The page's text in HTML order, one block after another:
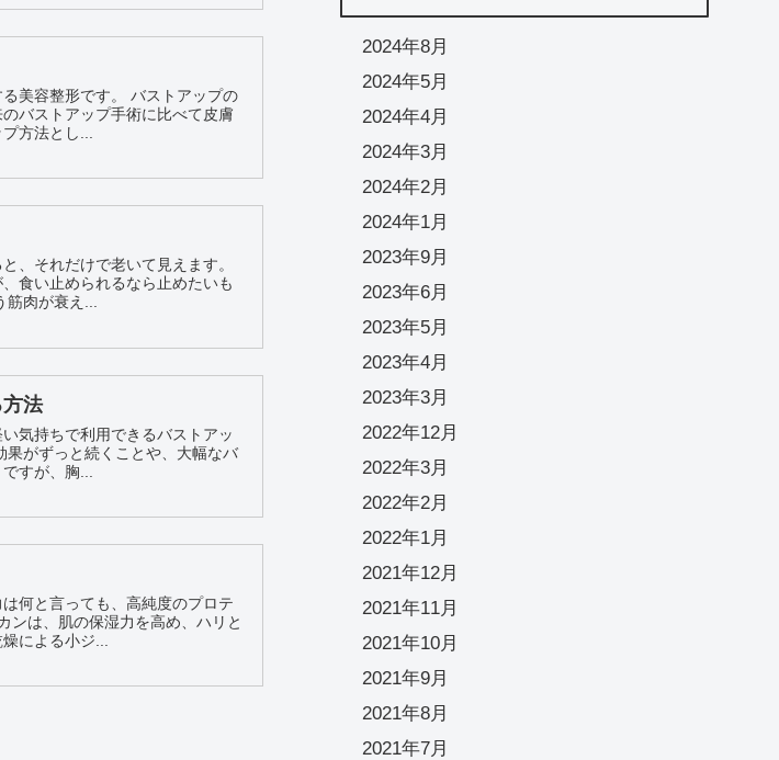
す。 バストアップの
バストアップ手術に比べて皮膚
方法とし...
、それだけで老いて見えます。
食い止められるなら止めたいも
う筋肉が衰え...
法
気持ちで利用できるバストアッ
すが、胸...
何と言っても、高純度のプロテ
ンは、肌の保湿力を高め、ハリと
による小ジ...
2024年8月
2024年5月
2024年4月
2024年3月
2024年2月
2024年1月
2023年9月
2023年6月
2023年5月
2023年4月
2023年3月
2022年12月
2022年3月
2022年2月
2022年1月
2021年12月
2021年11月
2021年10月
2021年9月
2021年8月
2021年7月